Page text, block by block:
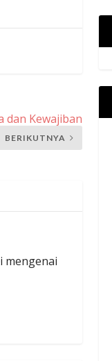
dan Kewajiban
BERIKUTNYA
mengenai